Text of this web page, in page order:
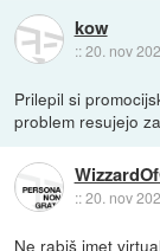
kow
::20. nov
Prilepil si
problem resujejo
::20. nov
Ne rabiš imet